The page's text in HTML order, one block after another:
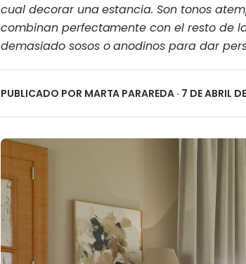
cual decorar una estancia. Son tonos
combinan perfectamente con el resto de
demasiado sosos o anodinos para dar
PUBLICADO POR MARTA PARAREDA · 7 DE ABRIL